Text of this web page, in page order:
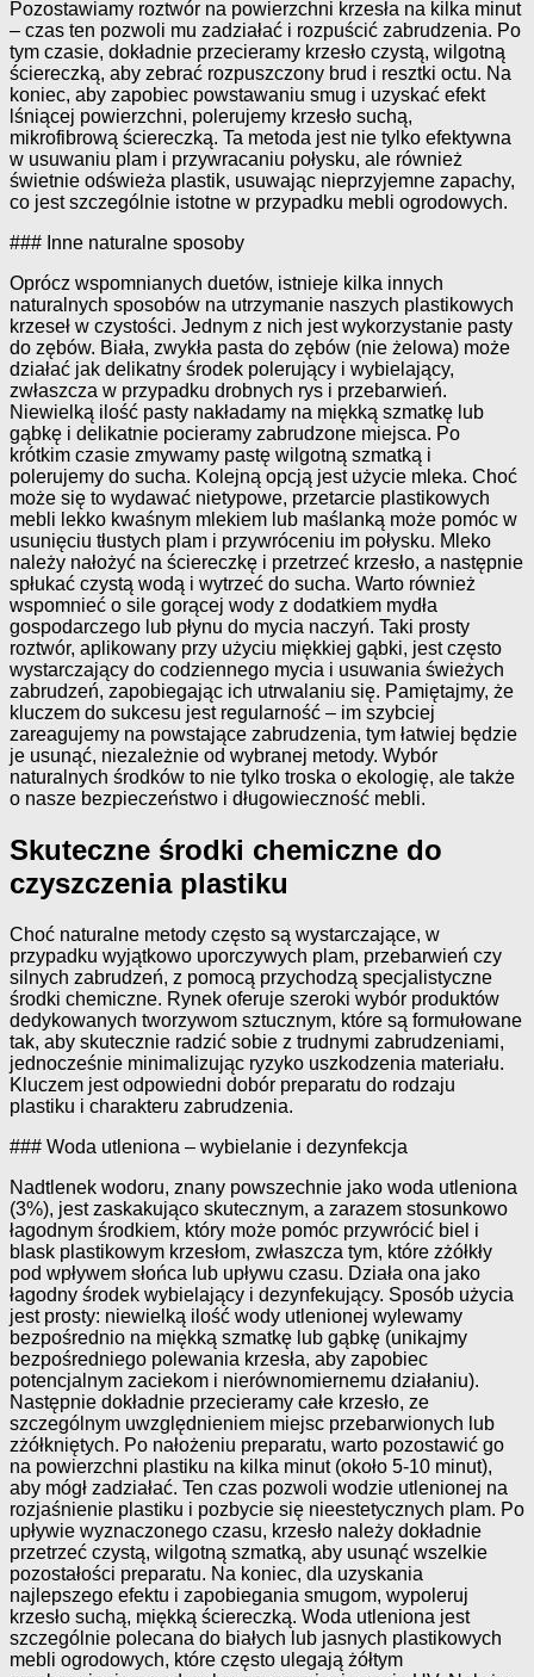
Pozostawiamy roztwór na powierzchni krzesła na kilka minut
– czas ten pozwoli mu zadziałać i rozpuścić zabrudzenia. Po
tym czasie, dokładnie przecieramy krzesło czystą, wilgotną
ściereczką, aby zebrać rozpuszczony brud i resztki octu. Na
koniec, aby zapobiec powstawaniu smug i uzyskać efekt
lśniącej powierzchni, polerujemy krzesło suchą,
mikrofibrową ściereczką. Ta metoda jest nie tylko efektywna
w usuwaniu plam i przywracaniu połysku, ale również
świetnie odświeża plastik, usuwając nieprzyjemne zapachy,
co jest szczególnie istotne w przypadku mebli ogrodowych.
### Inne naturalne sposoby
Oprócz wspomnianych duetów, istnieje kilka innych
naturalnych sposobów na utrzymanie naszych plastikowych
krzeseł w czystości. Jednym z nich jest wykorzystanie pasty
do zębów. Biała, zwykła pasta do zębów (nie żelowa) może
działać jak delikatny środek polerujący i wybielający,
zwłaszcza w przypadku drobnych rys i przebarwień.
Niewielką ilość pasty nakładamy na miękką szmatkę lub
gąbkę i delikatnie pocieramy zabrudzone miejsca. Po
krótkim czasie zmywamy pastę wilgotną szmatką i
polerujemy do sucha. Kolejną opcją jest użycie mleka. Choć
może się to wydawać nietypowe, przetarcie plastikowych
mebli lekko kwaśnym mlekiem lub maślanką może pomóc w
usunięciu tłustych plam i przywróceniu im połysku. Mleko
należy nałożyć na ściereczkę i przetrzeć krzesło, a następnie
spłukać czystą wodą i wytrzeć do sucha. Warto również
wspomnieć o sile gorącej wody z dodatkiem mydła
gospodarczego lub płynu do mycia naczyń. Taki prosty
roztwór, aplikowany przy użyciu miękkiej gąbki, jest często
wystarczający do codziennego mycia i usuwania świeżych
zabrudzeń, zapobiegając ich utrwalaniu się. Pamiętajmy, że
kluczem do sukcesu jest regularność – im szybciej
zareagujemy na powstające zabrudzenia, tym łatwiej będzie
je usunąć, niezależnie od wybranej metody. Wybór
naturalnych środków to nie tylko troska o ekologię, ale także
o nasze bezpieczeństwo i długowieczność mebli.
Skuteczne środki chemiczne do
czyszczenia plastiku
Choć naturalne metody często są wystarczające, w
przypadku wyjątkowo uporczywych plam, przebarwień czy
silnych zabrudzeń, z pomocą przychodzą specjalistyczne
środki chemiczne. Rynek oferuje szeroki wybór produktów
dedykowanych tworzywom sztucznym, które są formułowane
tak, aby skutecznie radzić sobie z trudnymi zabrudzeniami,
jednocześnie minimalizując ryzyko uszkodzenia materiału.
Kluczem jest odpowiedni dobór preparatu do rodzaju
plastiku i charakteru zabrudzenia.
### Woda utleniona – wybielanie i dezynfekcja
Nadtlenek wodoru, znany powszechnie jako woda utleniona
(3%), jest zaskakująco skutecznym, a zarazem stosunkowo
łagodnym środkiem, który może pomóc przywrócić biel i
blask plastikowym krzesłom, zwłaszcza tym, które zżółkły
pod wpływem słońca lub upływu czasu. Działa ona jako
łagodny środek wybielający i dezynfekujący. Sposób użycia
jest prosty: niewielką ilość wody utlenionej wylewamy
bezpośrednio na miękką szmatkę lub gąbkę (unikajmy
bezpośredniego polewania krzesła, aby zapobiec
potencjalnym zaciekom i nierównomiernemu działaniu).
Następnie dokładnie przecieramy całe krzesło, ze
szczególnym uwzględnieniem miejsc przebarwionych lub
zżółkniętych. Po nałożeniu preparatu, warto pozostawić go
na powierzchni plastiku na kilka minut (około 5-10 minut),
aby mógł zadziałać. Ten czas pozwoli wodzie utlenionej na
rozjaśnienie plastiku i pozbycie się nieestetycznych plam. Po
upływie wyznaczonego czasu, krzesło należy dokładnie
przetrzeć czystą, wilgotną szmatką, aby usunąć wszelkie
pozostałości preparatu. Na koniec, dla uzyskania
najlepszego efektu i zapobiegania smugom, wypoleruj
krzesło suchą, miękką ściereczką. Woda utleniona jest
szczególnie polecana do białych lub jasnych plastikowych
mebli ogrodowych, które często ulegają żółtym